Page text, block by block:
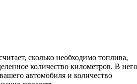
сколько необходимо топлива,
количество километров. В него
автомобиля и количество